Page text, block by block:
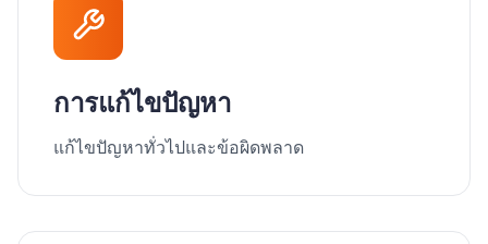
การแก้ไขปัญหา
แก้ไขปัญหาทั่วไปและข้อผิดพลาด